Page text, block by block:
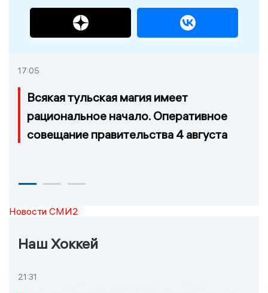
17:05
Всякая тульская магия имеет
рациональное начало. Оперативное
совещание правительства 4 августа
Новости СМИ2
Наш Хоккей
21:31